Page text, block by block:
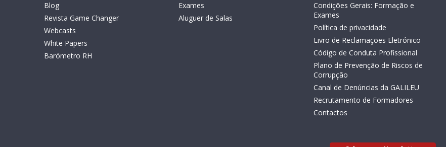
Blog
Revista Game Changer
Webcasts
White Papers
Barómetro RH
Exames
Aluguer de Salas
Condições Gerais: Formação e
Exames
Política de privacidade
Livro de Reclamações Eletrónico
Código de Conduta Profissional
Plano de Prevenção de Riscos de
Corrupção
Canal de Denúncias da GALILEU
Recrutamento de Formadores
Contactos